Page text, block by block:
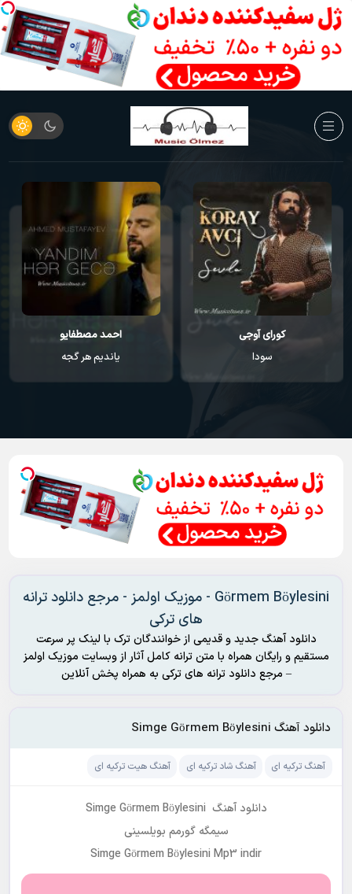
کورای آوجی
سودا
احمد مصطفایو
یاندیم هر گجه
Görmem Böylesini - موزیک اولمز - مرجع دانلود ترانه
های ترکی
دانلود آهنگ جدید و قدیمی از خوانندگان ترک با لینک پر سرعت
مستقیم و رایگان همراه با متن ترانه کامل آثار از وبسایت موزیک اولمز
– مرجع دانلود ترانه های ترکی به همراه پخش آنلاین
دانلود آهنگ Simge Görmem Böylesini
آهنگ ترکیه ای آهنگ شاد ترکیه ای آهنگ هیت ترکیه ای
دانلود آهنگ Simge Görmem Böylesini
سیمگه گورمم بویلسینی
Simge Görmem Böylesini Mp3 indir